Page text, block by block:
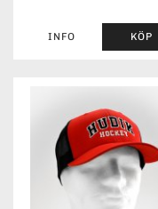
INFO KÖP